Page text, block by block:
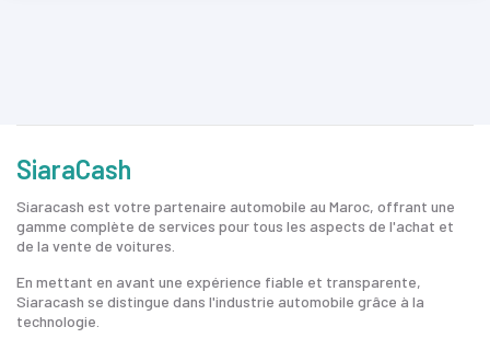
SiaraCash
Siaracash est votre partenaire automobile au Maroc, offrant une
gamme complète de services pour tous les aspects de l'achat et
de la vente de voitures.
En mettant en avant une expérience fiable et transparente,
Siaracash se distingue dans l'industrie automobile grâce à la
technologie.